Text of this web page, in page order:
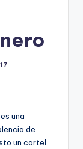
una
de
un cartel